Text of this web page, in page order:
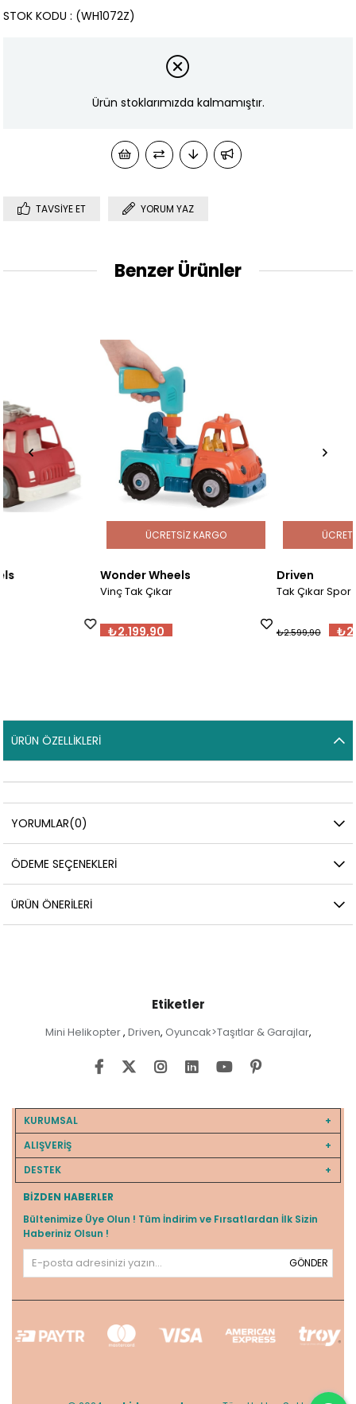
(WH1072Z)
STOK KODU
Ürün stoklarımızda kalmamıştır.
TAVSIYE ET YORUM YAZ
Benzer Ürünler
Wonder Wheels
ÜCRETSIZ KARGO
Tak Çıkar Spor Araba
₺2.469,91
ÜCRETSIZ KARGO
ÜRÜN ÖZELLIKLERI
YORUMLAR(0)
ÖDEME SEÇENEKLERI
ÜRÜN ÖNERILERI
Etiketler
Mini Helikopter, Driven, Oyuncak>Taşıtlar & Garajlar,
KURUMSAL
ALIŞVERİŞ
DESTEK
BIZDEN HABERLER
Bültenimize Üye Olun ! Tüm İndirim ve Fırsatlardan İlk Sizin
Haberiniz Olsun !
GÖNDER